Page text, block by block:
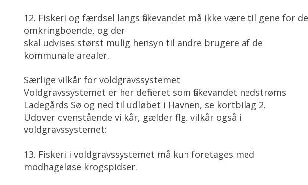
12. Fiskeri og færdsel langs fiskevandet må ikke være til gene for de
omkringboende, og der
skal udvises størst mulig hensyn til andre brugere af de
kommunale arealer.
Særlige vilkår for voldgravssystemet
Voldgravssystemet er her defineret som fiskevandet nedstrøms
Ladegårds Sø og ned til udløbet i Havnen, se kortbilag 2.
Udover ovenstående vilkår, gælder flg. vilkår også i
voldgravssystemet:
13. Fiskeri i voldgravssystemet må kun foretages med
modhageløse krogspidser.